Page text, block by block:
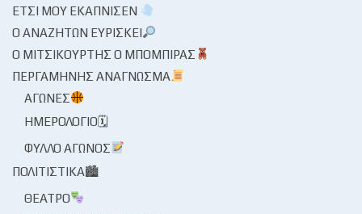
ΈΤΣΙ ΜΟΥ ΕΚΆΠΝΙΣΕΝ
Ο ΑΝΑΖΗΤΏΝ ΕΥΡΊΣΚΕΙ
Ο ΜΙΤΣΙΚΟΥΡΤΉΣ Ο ΜΠΌΜΠΙΡΑΣ
ΠΕΡΓΑΜΗΝΉΣ ΑΝΆΓΝΩΣΜΑ
ΑΓΏΝΕΣ
ΗΜΕΡΟΛΌΓΙΟ🗓
ΦΎΛΛΟ ΑΓΏΝΟΣ
ΠΟΛΙΤΙΣΤΙΚΆ🏙
ΘΈΑΤΡΟ